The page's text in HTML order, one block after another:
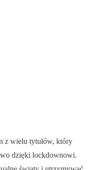
z wielu tytułów, który
dzięki lockdownowi.